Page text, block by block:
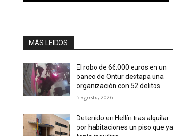
MÁS LEIDOS
El robo de 66.000 euros en un
banco de Ontur destapa una
organización con 52 delitos
5 agosto, 2026
Detenido en Hellín tras alquilar
por habitaciones un piso que ya